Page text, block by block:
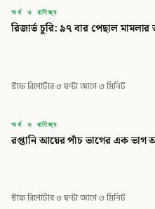
অর্থ ও বাণিজ্য
রিজার্ভ চুরি: ৯৭ বার পেছাল মামলার
স্টাফ রিপোর্টার·৩ ঘণ্টা আগে·৩ মিনিট
বিডি
বিডি গ্লোবাল টাইমস
অর্থ ও বাণিজ্য
রপ্তানি আয়ের পাঁচ ভাগের এক ভাগ
স্টাফ রিপোর্টার·৩ ঘণ্টা আগে·৩ মিনিট